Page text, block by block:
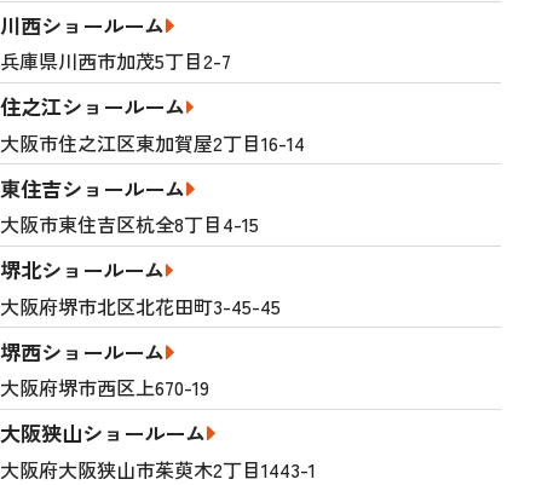
川西ショールーム
兵庫県川西市加茂5丁目2-7
住之江ショールーム
大阪市住之江区東加賀屋2丁目16-14
東住吉ショールーム
大阪市東住吉区杭全8丁目4-15
堺北ショールーム
大阪府堺市北区北花田町3-45-45
堺西ショールーム
大阪府堺市西区上670-19
大阪狭山ショールーム
大阪府大阪狭山市茱萸木2丁目1443-1